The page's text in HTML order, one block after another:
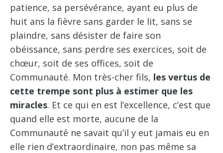
patience, sa persévérance, ayant eu plus de
huit ans la fièvre sans garder le lit, sans se
plaindre, sans désister de faire son
obéissance, sans perdre ses exercices, soit de
chœur, soit de ses offices, soit de
Communauté. Mon très-cher fils, les vertus de
cette trempe sont plus à estimer que les
miracles. Et ce qui en est l’excellence, c’est que
quand elle est morte, aucune de la
Communauté ne savait qu’il y eut jamais eu en
elle rien d’extraordinaire, non pas même sa